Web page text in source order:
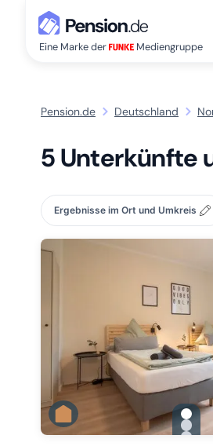
Eine Marke der Mediengruppe
Pension.de Deutschland
5 Unterkünfte
Ergebnisse im Ort und Umkreis
Zu
Zu